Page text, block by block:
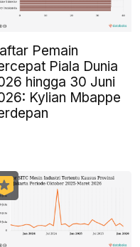
Pemain
Piala Dunia
hingga 30 Juni
Kylian Mbappe